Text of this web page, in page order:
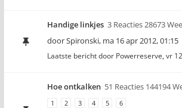
Handige linkjes 3 Reacties 28673
doorSpironski, ma 16 apr 2012, 01:15
Laatste bericht door Powerreserve, vr
Hoe ontkalken 51 Reacties 144194
1 2 3 4 5 6